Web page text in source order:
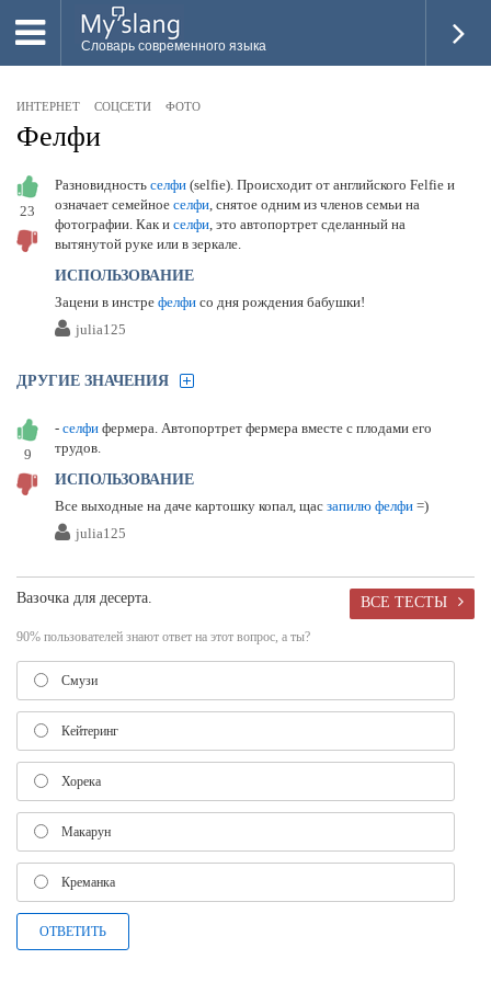
Словарь современного языка
НОВОЕ
ПОПУЛЯРНОЕ
ПРОВЕРИТЬ ЗНАНИЯ
ДОБАВИТЬ СЛОВО
ПРОСВЕТИТЕЛИ
ИНТЕРНЕТ СОЦСЕТИ ФОТО
Фелфи
23
Разновидность селфи (selfie). Происходит от английского Felfie и
означает семейное селфи, снятое одним из членов семьи на
фотографии. Как и селфи, это автопортрет сделанный на
вытянутой руке или в зеркале.
ИСПОЛЬЗОВАНИЕ
Зацени в инстре фелфи со дня рождения бабушки!
julia125
ДРУГИЕ ЗНАЧЕНИЯ
9
- селфи фермера. Автопортрет фермера вместе с плодами его
трудов.
ИСПОЛЬЗОВАНИЕ
Все выходные на даче картошку копал, щас запилю фелфи =)
julia125
ВСЕ ТЕСТЫ
Вазочка для десерта.
90% пользователей знают ответ на этот вопрос, а ты?
Смузи
Кейтеринг
Хорека
Макарун
Креманка